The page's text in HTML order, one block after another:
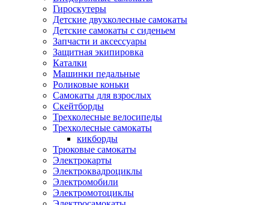
Гироскутеры
Детские двухколесные самокаты
Детские самокаты с сиденьем
Запчасти и аксессуары
Защитная экипировка
Каталки
Машинки педальные
Роликовые коньки
Самокаты для взрослых
Скейтборды
Трехколесные велосипеды
Трехколесные самокаты
кикборды
Трюковые самокаты
Электрокарты
Электроквадроциклы
Электромобили
Электромотоциклы